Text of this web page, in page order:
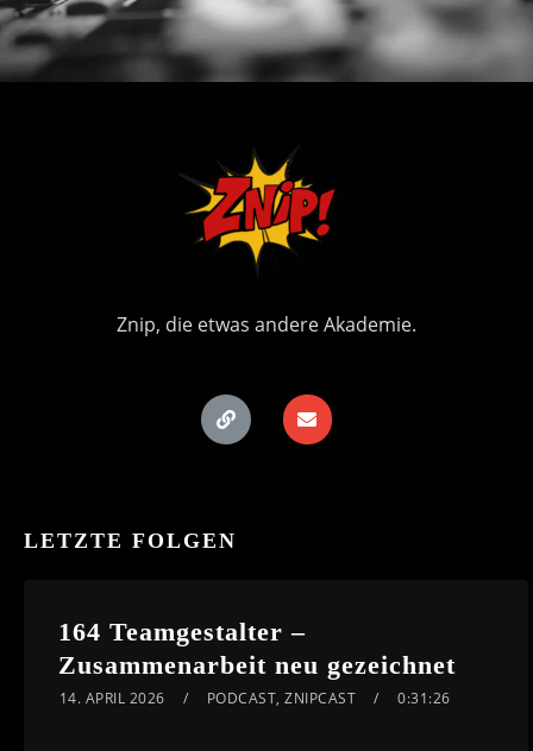
Znip, die etwas andere Akademie.
LETZTE FOLGEN
164 Teamgestalter –
Zusammenarbeit neu gezeichnet
14. APRIL 2026 PODCAST,ZNIPCAST 0:31:26